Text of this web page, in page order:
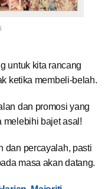
untuk kita rancang
ketika membeli-belah.
dan promosi yang
melebihi bajet asal!
dan percayalah, pasti
masa akan datang.